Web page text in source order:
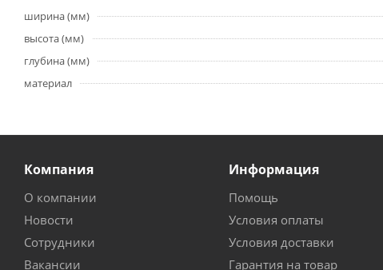
ширина (мм)
высота (мм)
глубина (мм)
материал
Компания
О компании
Новости
Сотрудники
Вакансии
Информация
Помощь
Условия оплаты
Условия доставки
Гарантия на товар